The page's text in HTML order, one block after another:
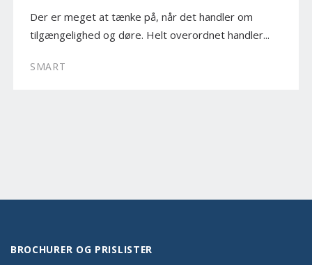
Der er meget at tænke på, når det handler om
tilgængelighed og døre. Helt overordnet handler...
SMART
BROCHURER OG PRISLISTER